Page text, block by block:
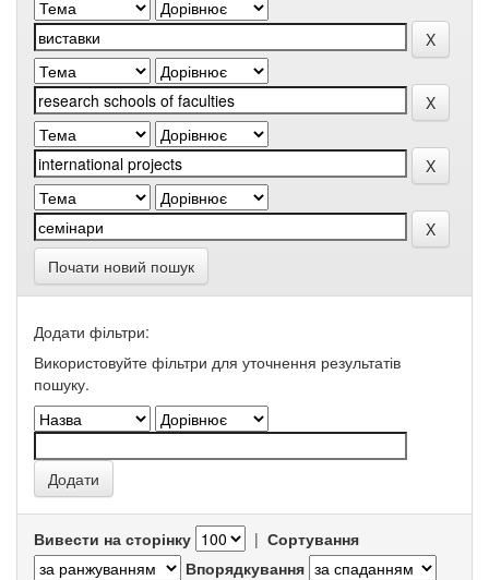
Почати новий пошук
Додати фільтри:
Використовуйте фільтри для уточнення результатів
пошуку.
Вивести на сторінку | Сортування
Впорядкування